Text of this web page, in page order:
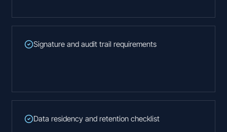
Signature and audit trail requirements
Data residency and retention checklist